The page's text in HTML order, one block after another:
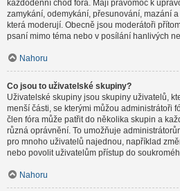
každodenní chod fóra. Mají pravomoc k
zamykání, odemykání, přesunování, mazání
která moderují. Obecně jsou moderátoři
psaní mimo téma nebo v posílání hanlivých
Nahoru
Co jsou to uživatelské skupiny?
Uživatelské skupiny jsou skupiny uživatelů,
menší části, se kterými můžou administrátoři
člen fóra může patřit do několika skupin a
různá oprávnění. To umožňuje
pro mnoho uživatelů najednou, například
nebo povolit uživatelům přístup do
Nahoru